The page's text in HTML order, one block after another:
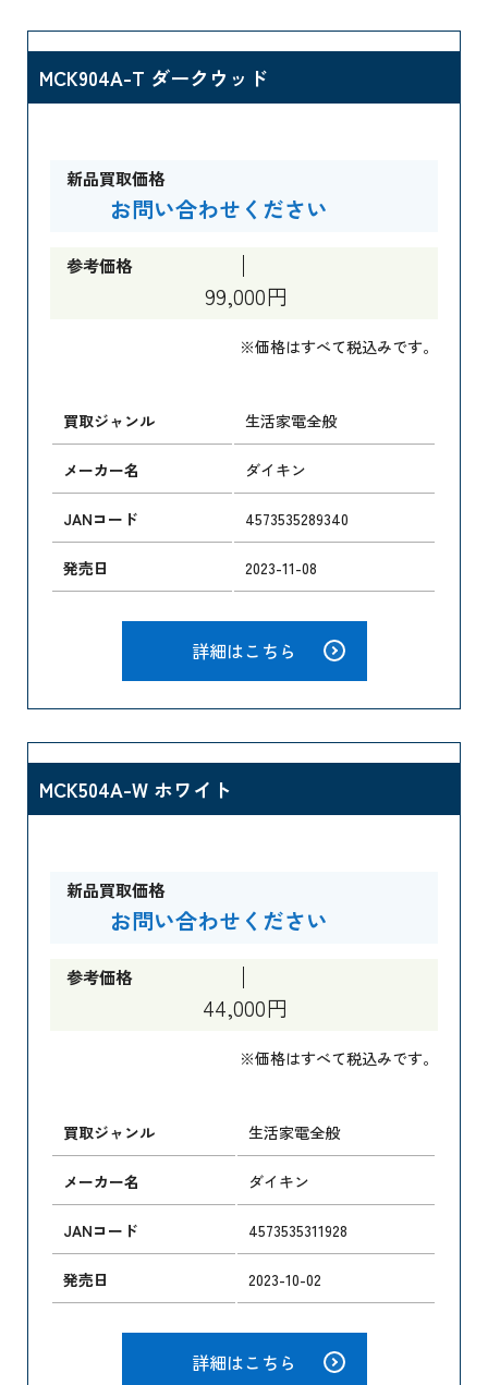
MCK904A-T ダークウッド
新品買取価格
お問い合わせください
参考価格
99,000円
※価格はすべて税込みです。
買取ジャンル 生活家電全般
メーカー名 ダイキン
JANコード 4573535289340
発売日 2023-11-08
詳細はこちら
MCK504A-W ホワイト
新品買取価格
お問い合わせください
参考価格
44,000円
※価格はすべて税込みです。
買取ジャンル 生活家電全般
メーカー名 ダイキン
JANコード 4573535311928
発売日 2023-10-02
詳細はこちら